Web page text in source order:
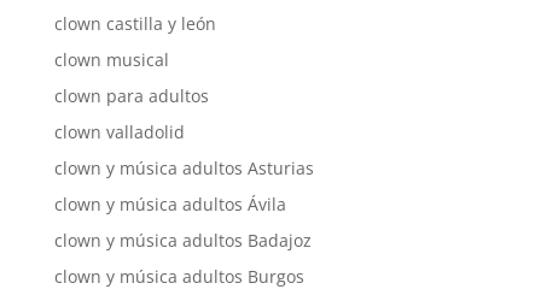
clown castilla y león
clown musical
clown para adultos
clown valladolid
clown y música adultos Asturias
clown y música adultos Ávila
clown y música adultos Badajoz
clown y música adultos Burgos